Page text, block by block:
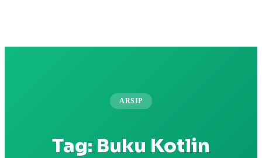
ARSIP
Tag: Buku Kotlin